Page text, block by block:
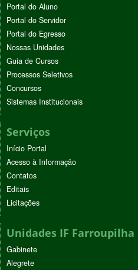
Portal do Aluno
Portal do Servidor
Portal do Egresso
Nossas Unidades
Guia de Cursos
Processos Seletivos
Concursos
Sistemas Institucionais
Serviços
Início Portal
Acesso à Informação
Contatos
Editais
Licitações
Unidades IF Farroupilha
Gabinete
Alegrete